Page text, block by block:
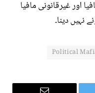
اور غیرقانونی مافیا
نہیں دینا۔
Political